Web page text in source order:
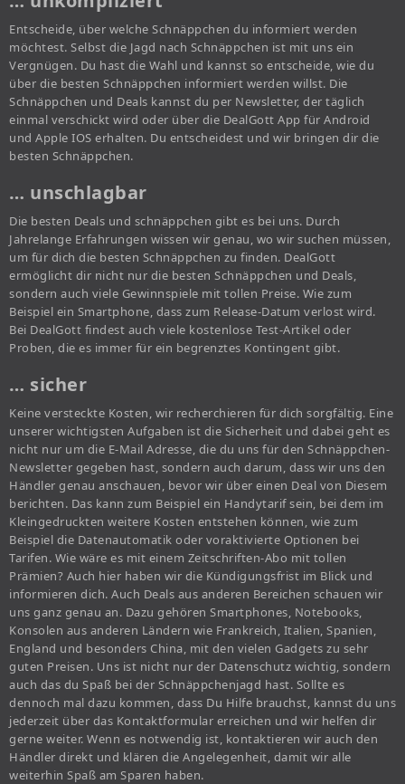
Entscheide, über welche Schnäppchen du informiert werden
möchtest. Selbst die Jagd nach Schnäppchen ist mit uns ein
Vergnügen. Du hast die Wahl und kannst so entscheide, wie du
über die besten Schnäppchen informiert werden willst. Die
Schnäppchen und Deals kannst du per Newsletter, der täglich
einmal verschickt wird oder über die DealGott App für Android
und Apple IOS erhalten. Du entscheidest und wir bringen dir die
besten Schnäppchen.
… unschlagbar
Die besten Deals und schnäppchen gibt es bei uns. Durch
Jahrelange Erfahrungen wissen wir genau, wo wir suchen müssen,
um für dich die besten Schnäppchen zu finden. DealGott
ermöglicht dir nicht nur die besten Schnäppchen und Deals,
sondern auch viele Gewinnspiele mit tollen Preise. Wie zum
Beispiel ein Smartphone, dass zum Release-Datum verlost wird.
Bei DealGott findest auch viele kostenlose Test-Artikel oder
Proben, die es immer für ein begrenztes Kontingent gibt.
… sicher
Keine versteckte Kosten, wir recherchieren für dich sorgfältig. Eine
unserer wichtigsten Aufgaben ist die Sicherheit und dabei geht es
nicht nur um die E-Mail Adresse, die du uns für den Schnäppchen-
Newsletter gegeben hast, sondern auch darum, dass wir uns den
Händler genau anschauen, bevor wir über einen Deal von Diesem
berichten. Das kann zum Beispiel ein Handytarif sein, bei dem im
Kleingedruckten weitere Kosten entstehen können, wie zum
Beispiel die Datenautomatik oder voraktivierte Optionen bei
Tarifen. Wie wäre es mit einem Zeitschriften-Abo mit tollen
Prämien? Auch hier haben wir die Kündigungsfrist im Blick und
informieren dich. Auch Deals aus anderen Bereichen schauen wir
uns ganz genau an. Dazu gehören Smartphones, Notebooks,
Konsolen aus anderen Ländern wie Frankreich, Italien, Spanien,
England und besonders China, mit den vielen Gadgets zu sehr
guten Preisen. Uns ist nicht nur der Datenschutz wichtig, sondern
auch das du Spaß bei der Schnäppchenjagd hast. Sollte es
dennoch mal dazu kommen, dass Du Hilfe brauchst, kannst du uns
jederzeit über das Kontaktformular erreichen und wir helfen dir
gerne weiter. Wenn es notwendig ist, kontaktieren wir auch den
Händler direkt und klären die Angelegenheit, damit wir alle
weiterhin Spaß am Sparen haben.